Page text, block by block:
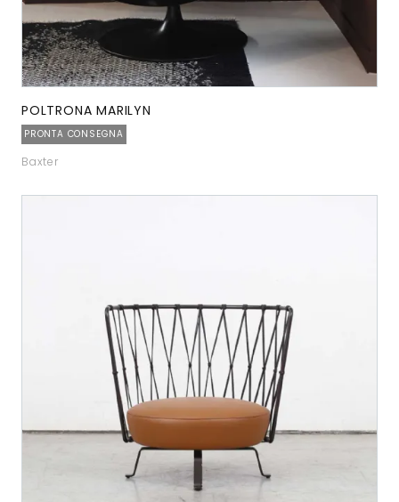
POLTRONA MARILYN
PRONTA CONSEGNA
Baxter